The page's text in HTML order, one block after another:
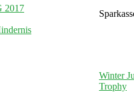
2017
Winter
Trophy